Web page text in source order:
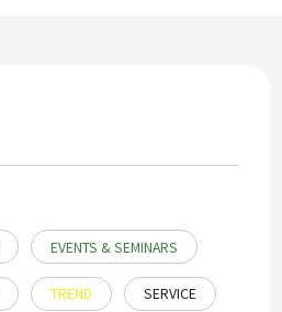
EVENTS & SEMINARS
TREND SERVICE